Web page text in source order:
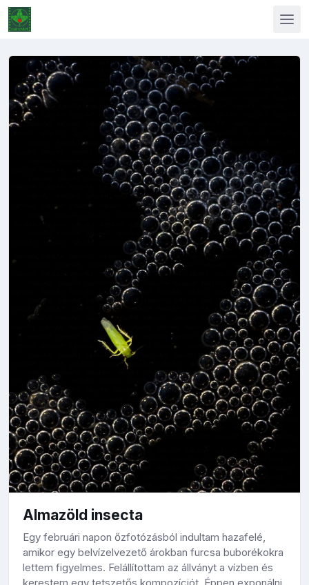
Almazöld insecta
Egy februári napon őzfotózásból indultam hazafelé,
amikor egy belvízelvezető árokban furcsa buborékokra
lettem figyelmes. Felállítottam az állványt a vízben és